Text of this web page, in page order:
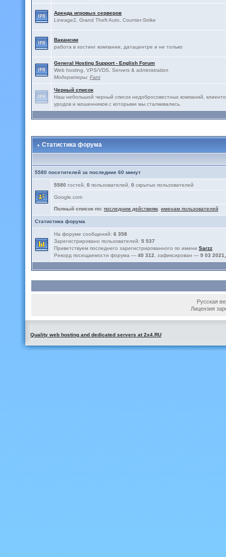
Аренда игровых серверов
Lineage2, Grand Theft Auto, Counter-Strike
Вакансии
работа в хостинг компании, датацентре и не только
General Hosting Support - English Forum
Web hosting, VPS/VDS, Servers & administration
Модераторы: Fant
Черный список
Наш небольшой черный список недобросовестных компаний,
уродов и мошенников с которыми мы сталкивались.
Статистика форума
5580 посетителей за последние 60 минут
5580 гостей, 0 пользователей, 0 скрытых пользователей
Google.com
Полный список по: последним действиям именам пользователей
Статистика форума
На форуме сообщений: 6 358
Зарегистрировано пользователей: 5 537
Приветствуем последнего зарегистрированного по имени Sarzz
Рекорд посещаемости форума — 40 312 , зафиксирован — 9 03
Русская
Лицензия
Quality web hosting and dedicated servers at 2x4.RU